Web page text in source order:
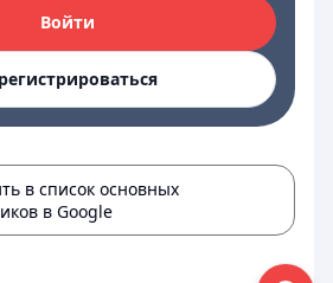
Войти
в список основных
в Google